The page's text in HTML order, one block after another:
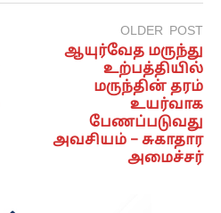
OLDER POST
ஆயுர்வேத மருந்து
உற்பத்தியில்
மருந்தின் தரம்
உயர்வாக
பேணப்படுவது
அவசியம் – சுகாதார
அமைச்சர்